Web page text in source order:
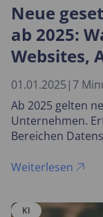
Neue
ab 2025:
Websites,
01.01.2025 | 7
Ab 2025 gelten
Unternehmen.
Bereichen
Weiterlesen
KI